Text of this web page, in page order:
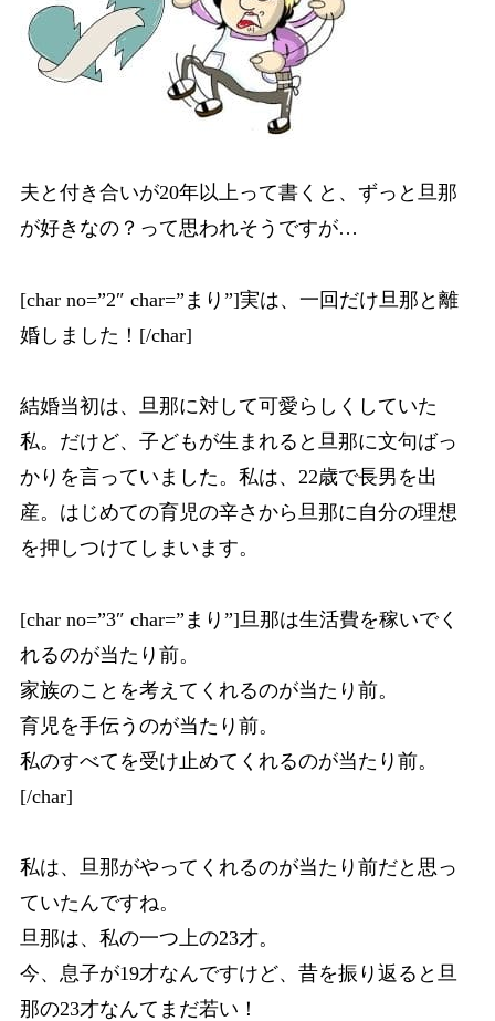
夫と付き合いが20年以上って書くと、ずっと旦那
が好きなの？って思われそうですが…
[char no=”2″ char=”まり”]実は、一回だけ旦那と離
婚しました！[/char]
結婚当初は、旦那に対して可愛らしくしていた
私。だけど、子どもが生まれると旦那に文句ばっ
かりを言っていました。私は、22歳で長男を出
産。はじめての育児の辛さから旦那に自分の理想
を押しつけてしまいます。
[char no=”3″ char=”まり”]旦那は生活費を稼いでく
れるのが当たり前。
家族のことを考えてくれるのが当たり前。
育児を手伝うのが当たり前。
私のすべてを受け止めてくれるのが当たり前。
[/char]
私は、旦那がやってくれるのが当たり前だと思っ
ていたんですね。
旦那は、私の一つ上の23才。
今、息子が19才なんですけど、昔を振り返ると旦
那の23才なんてまだ若い！